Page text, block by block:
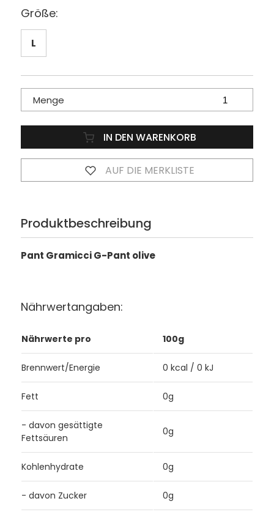
Größe:
L
Menge
IN DEN WARENKORB
AUF DIE MERKLISTE
Produktbeschreibung
Pant Gramicci G-Pant olive
Nährwertangaben:
Nährwerte pro 100g
Brennwert/Energie 0 kcal / 0 kJ
Fett 0g
- davon gesättigte
Fettsäuren
0g
Kohlenhydrate 0g
- davon Zucker 0g